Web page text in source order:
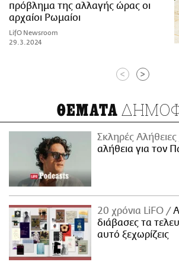
πρόβλημα της αλλαγής ώρας οι
αρχαίοι Ρωμαίοι
LifO Newsroom
29.3.2024
< >
ΘΕΜΑΤΑ
Σκληρές Αλήθειες
αλήθεια για τον
20 χρόνια LiFO
διάβασες τα
αυτό ξεχωρίζεις